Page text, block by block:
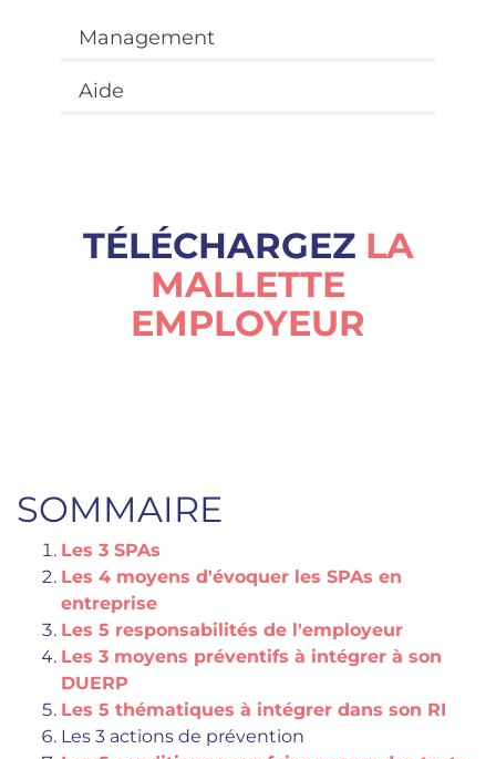
Management
Aide
TÉLÉCHARGEZ LA
MALLETTE
EMPLOYEUR
SOMMAIRE
Les 3 SPAs
Les 4 moyens d'évoquer les SPAs en
entreprise
Les 5 responsabilités de l'employeur
Les 3 moyens préventifs à intégrer à son
DUERP
Les 5 thématiques à intégrer dans son RI
Les 3 actions de prévention